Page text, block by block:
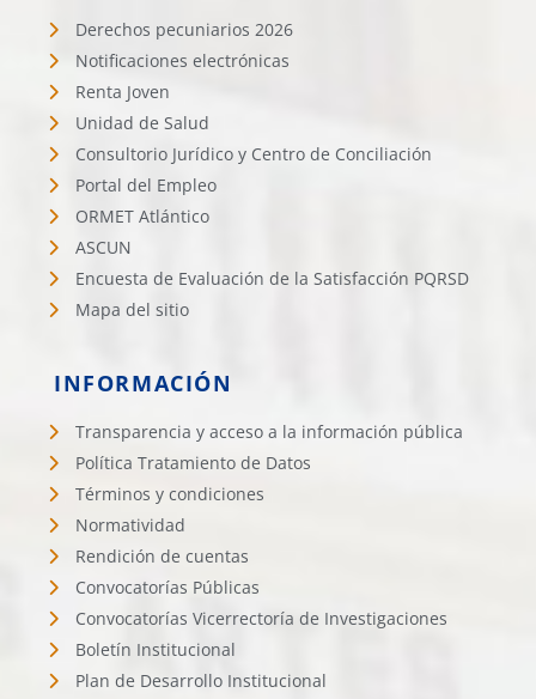
Derechos pecuniarios 2026
Notificaciones electrónicas
Renta Joven
Unidad de Salud
Consultorio Jurídico y Centro de Conciliación
Portal del Empleo
ORMET Atlántico
ASCUN
Encuesta de Evaluación de la Satisfacción PQRSD
Mapa del sitio
INFORMACIÓN
Transparencia y acceso a la información pública
Política Tratamiento de Datos
Términos y condiciones
Normatividad
Rendición de cuentas
Convocatorías Públicas
Convocatorías Vicerrectoría de Investigaciones
Boletín Institucional
Plan de Desarrollo Institucional